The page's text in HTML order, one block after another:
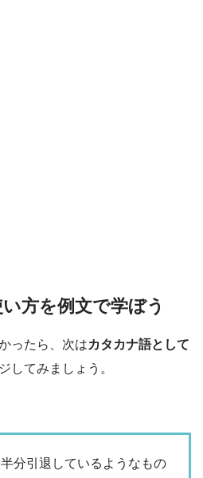
方を例文で学ぼう
ったら、次はカタカナ語として
してみましょう。
分引退しているようなもの